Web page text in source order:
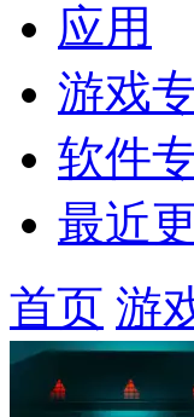
应用
游戏
软件
最近
首页 游